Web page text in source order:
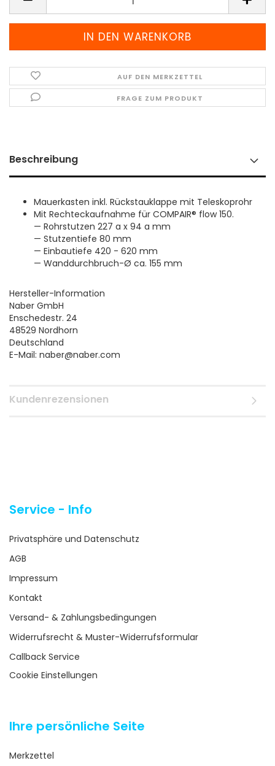
AUF DEN MERKZETTEL
FRAGE ZUM PRODUKT
Beschreibung
Mauerkasten inkl. Rückstauklappe mit Teleskoprohr
Mit Rechteckaufnahme für COMPAIR® flow 150.
— Rohrstutzen 227 a x 94 a mm
— Stutzentiefe 80 mm
— Einbautiefe 420 - 620 mm
— Wanddurchbruch-Ø ca. 155 mm
Hersteller-Information
Naber GmbH
Enschedestr. 24
48529 Nordhorn
Deutschland
​​​​​​​E-Mail: naber@naber.com
Kundenrezensionen
Service - Info
Privatsphäre und Datenschutz
AGB
Impressum
Kontakt
Versand- & Zahlungsbedingungen
Widerrufsrecht & Muster-Widerrufsformular
Callback Service
Cookie Einstellungen
Ihre persönliche Seite
Merkzettel